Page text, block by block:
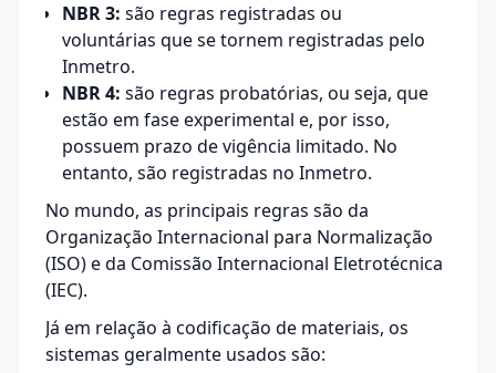
NBR 3: são regras registradas ou
voluntárias que se tornem registradas pelo
Inmetro.
NBR 4: são regras probatórias, ou seja, que
estão em fase experimental e, por isso,
possuem prazo de vigência limitado. No
entanto, são registradas no Inmetro.
No mundo, as principais regras são da
Organização Internacional para Normalização
(ISO) e da Comissão Internacional Eletrotécnica
(IEC).
Já em relação à codificação de materiais, os
sistemas geralmente usados são: